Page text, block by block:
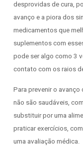
desprovidas de cura,
avanço e a piora dos
medicamentos que
suplementos com
pode ser algo como 3
contato com os raios
Para prevenir o
não são saudáveis,
substituir por uma
praticar exercícios,
uma avaliação médica.